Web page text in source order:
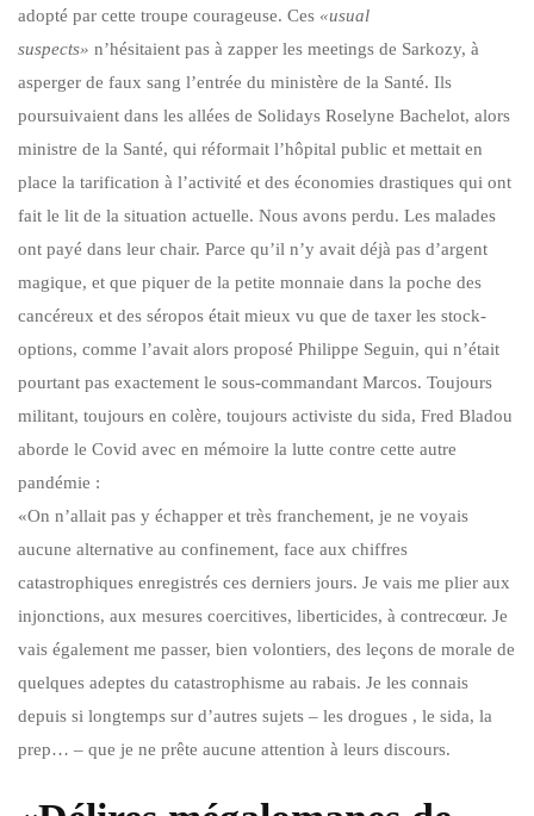
adopté par cette troupe courageuse. Ces «usual
suspects» n’hésitaient pas à zapper les meetings de Sarkozy, à
asperger de faux sang l’entrée du ministère de la Santé. Ils
poursuivaient dans les allées de Solidays Roselyne Bachelot, alors
ministre de la Santé, qui réformait l’hôpital public et mettait en
place la tarification à l’activité et des économies drastiques qui ont
fait le lit de la situation actuelle. Nous avons perdu. Les malades
ont payé dans leur chair. Parce qu’il n’y avait déjà pas d’argent
magique, et que piquer de la petite monnaie dans la poche des
cancéreux et des séropos était mieux vu que de taxer les stock-
options, comme l’avait alors proposé Philippe Seguin, qui n’était
pourtant pas exactement le sous-commandant Marcos. Toujours
militant, toujours en colère, toujours activiste du sida, Fred Bladou
aborde le Covid avec en mémoire la lutte contre cette autre
pandémie :
«On n’allait pas y échapper et très franchement, je ne voyais
aucune alternative au confinement, face aux chiffres
catastrophiques enregistrés ces derniers jours. Je vais me plier aux
injonctions, aux mesures coercitives, liberticides, à contrecœur. Je
vais également me passer, bien volontiers, des leçons de morale de
quelques adeptes du catastrophisme au rabais. Je les connais
depuis si longtemps sur d’autres sujets – les drogues , le sida, la
prep… – que je ne prête aucune attention à leurs discours.